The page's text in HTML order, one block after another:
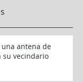
antena de
su vecindario